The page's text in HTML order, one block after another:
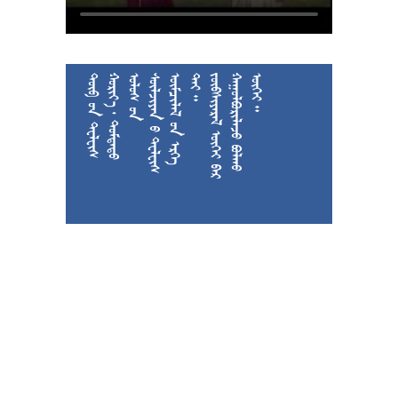

































































  






































 